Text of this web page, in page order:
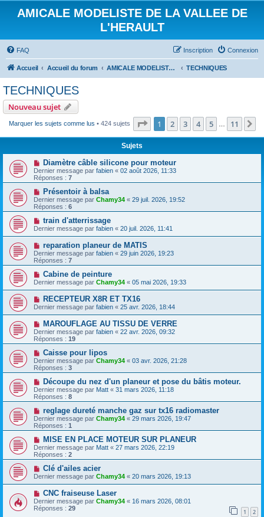
AMICALE MODELISTE DE LA VALLEE DE
L'HERAULT
FAQ Connexion
Inscription
Accueil Accueil du forum AMICALE MODELISTE DE LA VALLEE DE L'HERAULT TECHNIQUES
TECHNIQUES
Nouveau sujet
Marquer les sujets comme lus • 424 sujets Page 1sur11
1 2 3 4 5 11
Sujets
Diamètre câble silicone pour moteur
Dernier message par fabien « 02 août 2026, 11:33
Réponses : 7
Présentoir à balsa
Dernier message par Chamy34 « 29 juil. 2026, 19:52
Réponses : 6
train d'atterrissage
Dernier message par fabien « 20 juil. 2026, 11:41
reparation planeur de MATIS
Dernier message par fabien « 29 juin 2026, 19:23
Réponses : 7
Cabine de peinture
Dernier message par Chamy34 « 05 mai 2026, 19:33
RECEPTEUR X8R ET TX16
Dernier message par fabien « 25 avr. 2026, 18:44
MAROUFLAGE AU TISSU DE VERRE
Dernier message par fabien « 22 avr. 2026, 09:32
Réponses : 19
Caisse pour lipos
Dernier message par Chamy34 « 03 avr. 2026, 21:28
Réponses : 3
Découpe du nez d'un planeur et pose du bâtis moteur.
Dernier message par Matt « 31 mars 2026, 11:18
Réponses : 8
reglage dureté manche gaz sur tx16 radiomaster
Dernier message par Chamy34 « 29 mars 2026, 19:47
Réponses : 1
MISE EN PLACE MOTEUR SUR PLANEUR
Dernier message par Matt « 27 mars 2026, 22:19
Réponses : 2
Clé d'ailes acier
Dernier message par Chamy34 « 20 mars 2026, 19:13
CNC fraiseuse Laser
Dernier message par Chamy34 « 16 mars 2026, 08:01
Réponses : 29 1 2